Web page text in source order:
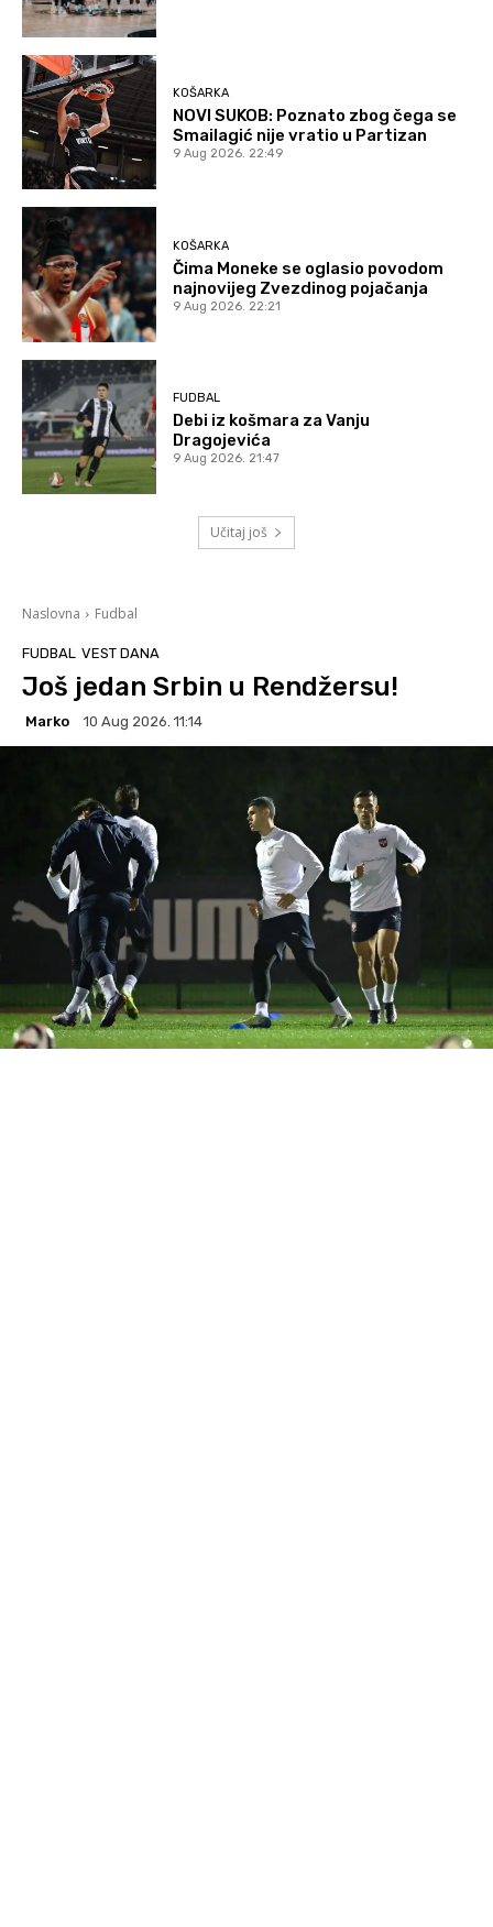
KOŠARKA
NOVI SUKOB: Poznato zbog čega se
Smailagić nije vratio u Partizan
9 Aug 2026. 22:49
KOŠARKA
Čima Moneke se oglasio povodom
najnovijeg Zvezdinog pojačanja
9 Aug 2026. 22:21
FUDBAL
Debi iz košmara za Vanju
Dragojevića
9 Aug 2026. 21:47
Učitaj još